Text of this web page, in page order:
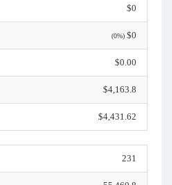
$0
(0%) $0
$0.00
$4,163.8
$4,431.62
231